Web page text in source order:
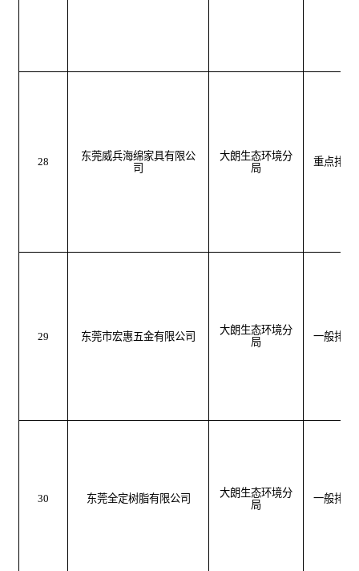
28
东莞威兵海绵家具有限公
司
大朗生态环境分
局
重点排污
29 东莞市宏惠五金有限公司
大朗生态环境分
局
一般排污
30 东莞全定树脂有限公司
大朗生态环境分
局
一般排污